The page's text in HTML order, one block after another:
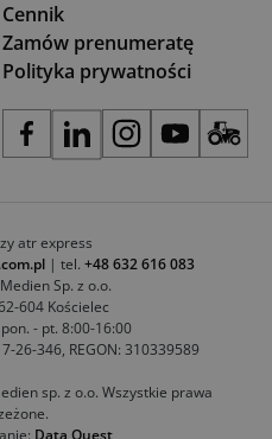
Cennik
Zamów prenumeratę
Polityka prywatności
atr express
| tel. +48 632 616 083
Sp. z o.o.
604 Kościelec
- pt. 8:00-16:00
26-346, REGON: 310339589
sp. z o.o. Wszystkie prawa
Data Quest